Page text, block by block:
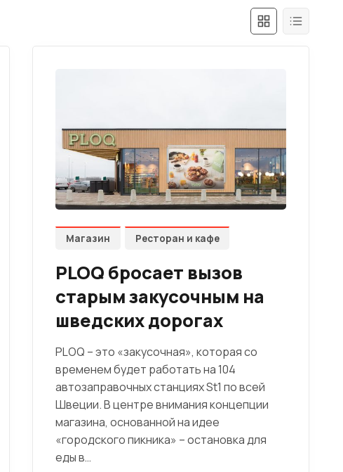
Магазин Ресторан и кафе
PLOQ бросает вызов
старым закусочным на
шведских дорогах
PLOQ – это «закусочная», которая со
временем будет работать на 104
автозаправочных станциях St1 по всей
Швеции. В центре внимания концепции
магазина, основанной на идее
«городского пикника» – остановка для
еды в…